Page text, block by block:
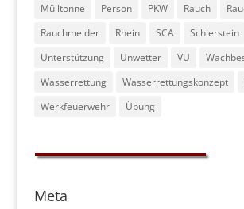
Mülltonne
Person PKW Rauch
Rauchmelder
Rhein SCA Schierstein
Unterstützung
Unwetter VU
Wasserrettung
Wasserrettungskonzept
Werkfeuerwehr
Übung
Meta